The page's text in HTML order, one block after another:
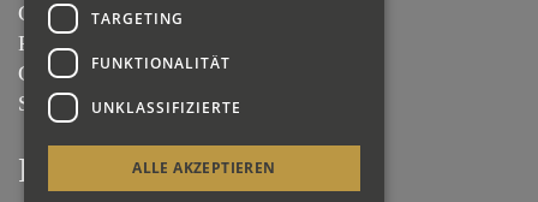
Geschichte
Portrait
Gebäude
Stellen
Projekte
TARGETING
FUNKTIONALITÄT
UNKLASSIFIZIERTE
ALLE AKZEPTIEREN